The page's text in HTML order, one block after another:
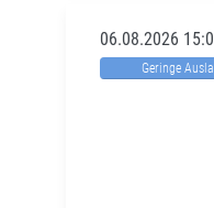
06.08.2026
Geringe